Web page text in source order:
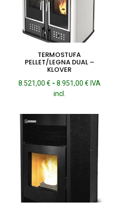
TERMOSTUFA
PELLET/LEGNA DUAL –
KLOVER
8.521,00 € - 8.951,00 €Fascia
da
8.521,00 €
8.951,00 €
IVA
incl.